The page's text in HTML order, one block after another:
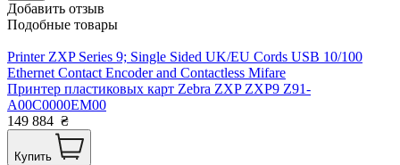
Добавить отзыв
Подобные товары
Printer ZXP Series 9; Single Sided UK/EU Cords USB 10/100
Ethernet Contact Encoder and Contactless Mifare
Принтер пластиковых карт Zebra ZXP ZXP9 Z91-
A00C0000EM00
149 884 ₴
Купить